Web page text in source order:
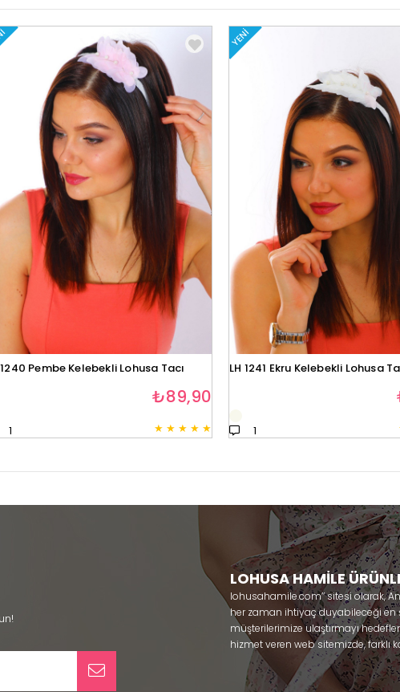
1240 Pembe Kelebekli Lohusa Tacı
★ ★ ★ ★ ★
1
₺89,90
YENI
LH 1241 Ekru Kelebekli Lohusa
1
LOHUSA HAMİLE
lohusahamile.com’’ sitesi olarak,
her zaman ihtiyaç duyabileceği en
müşterilerimize ulaştırmayı
hizmet veren web sitemizde, farklı
ürünlerine sadece bir tık
kullanabileceğiniz ürünler ile